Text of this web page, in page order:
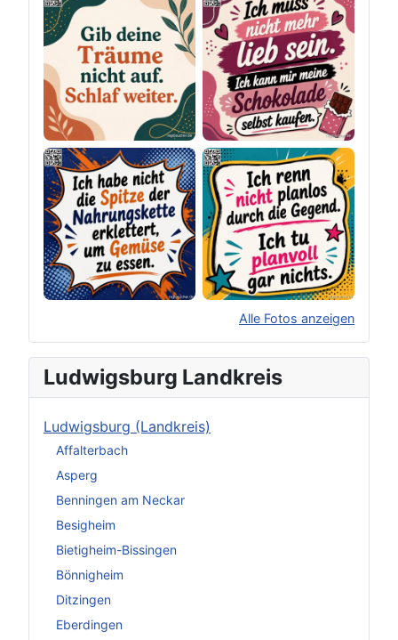
Alle Fotos anzeigen
Original herunterladen ×
Ludwigsburg Landkreis
Ludwigsburg (Landkreis)
Affalterbach
Asperg
Benningen am Neckar
Besigheim
Bietigheim-Bissingen
Bönnigheim
Ditzingen
Eberdingen